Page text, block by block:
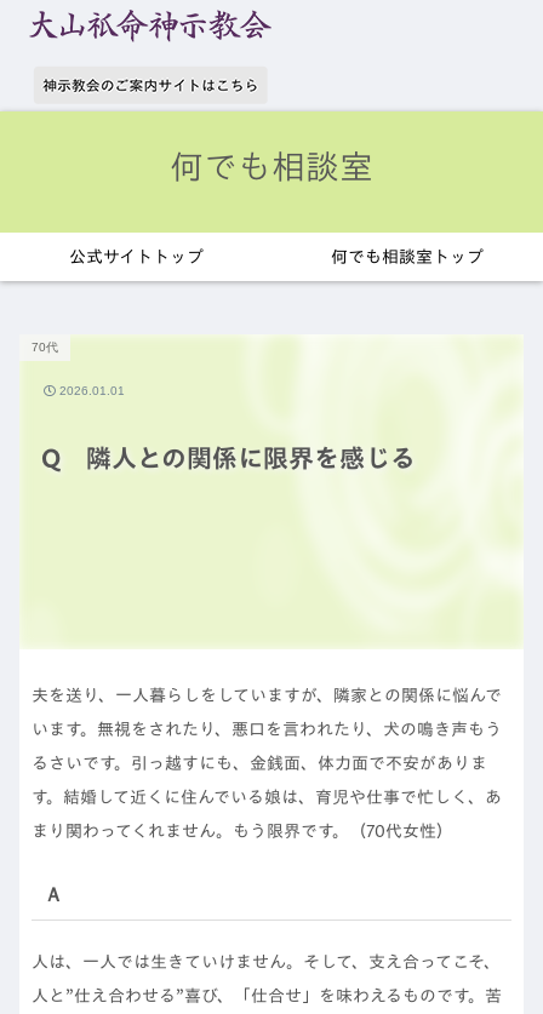
何でも相談室
公式サイトトップ 何でも相談室トップ
Q 隣人との関係に限界を感じる
70代
2026.01.01
夫を送り、一人暮らしをしていますが、隣家との関係に悩んで
います。無視をされたり、悪口を言われたり、犬の鳴き声もう
るさいです。引っ越すにも、金銭面、体力面で不安がありま
す。結婚して近くに住んでいる娘は、育児や仕事で忙しく、あ
まり関わってくれません。もう限界です。（70代女性）
Ａ
人は、一人では生きていけません。そして、支え合ってこそ、
人と”仕え合わせる”喜び、「仕合せ」を味わえるものです。苦